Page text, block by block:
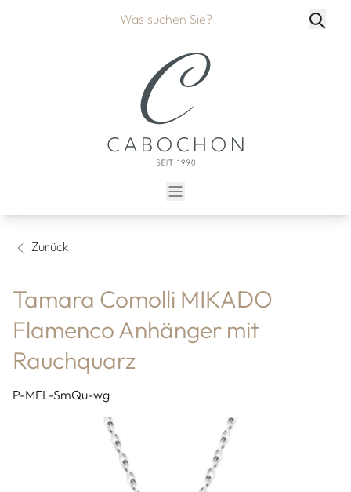
Zurück
Tamara Comolli MIKADO
Flamenco Anhänger mit
Rauchquarz
P-MFL-SmQu-wg